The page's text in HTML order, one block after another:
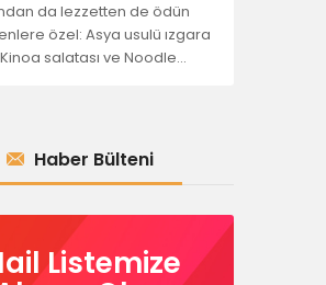
da lezzetten de ödün
özel: Asya usulü ızgara
salatası ve Noodle…
Haber Bülteni
Listemize